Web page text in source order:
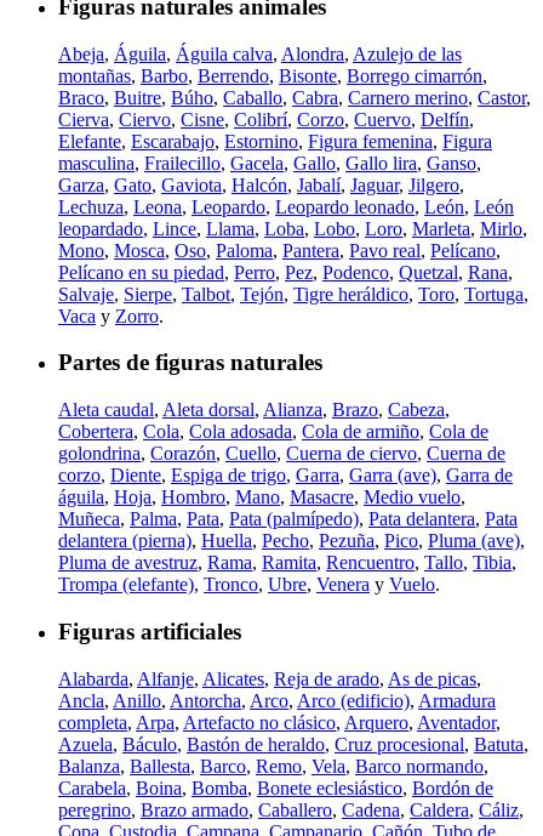
Figuras naturales animales
Abeja, Águila, Águila calva, Alondra, Azulejo de las
montañas, Barbo, Berrendo, Bisonte, Borrego cimarrón,
Braco, Buitre, Búho, Caballo, Cabra, Carnero merino, Castor,
Cierva, Ciervo, Cisne, Colibrí, Corzo, Cuervo, Delfín,
Elefante, Escarabajo, Estornino, Figura femenina, Figura
masculina, Frailecillo, Gacela, Gallo, Gallo lira, Ganso,
Garza, Gato, Gaviota, Halcón, Jabalí, Jaguar, Jilgero,
Lechuza, Leona, Leopardo, Leopardo leonado, León, León
leopardado, Lince, Llama, Loba, Lobo, Loro, Marleta, Mirlo,
Mono, Mosca, Oso, Paloma, Pantera, Pavo real, Pelícano,
Pelícano en su piedad, Perro, Pez, Podenco, Quetzal, Rana,
Salvaje, Sierpe, Talbot, Tejón, Tigre heráldico, Toro, Tortuga,
Vaca y Zorro.
Partes de figuras naturales
Aleta caudal, Aleta dorsal, Alianza, Brazo, Cabeza,
Cobertera, Cola, Cola adosada, Cola de armiño, Cola de
golondrina, Corazón, Cuello, Cuerna de ciervo, Cuerna de
corzo, Diente, Espiga de trigo, Garra, Garra (ave), Garra de
águila, Hoja, Hombro, Mano, Masacre, Medio vuelo,
Muñeca, Palma, Pata, Pata (palmípedo), Pata delantera, Pata
delantera (pierna), Huella, Pecho, Pezuña, Pico, Pluma (ave),
Pluma de avestruz, Rama, Ramita, Rencuentro, Tallo, Tibia,
Trompa (elefante), Tronco, Ubre, Venera y Vuelo.
Figuras artificiales
Alabarda, Alfanje, Alicates, Reja de arado, As de picas,
Ancla, Anillo, Antorcha, Arco, Arco (edificio), Armadura
completa, Arpa, Artefacto no clásico, Arquero, Aventador,
Azuela, Báculo, Bastón de heraldo, Cruz procesional, Batuta,
Balanza, Ballesta, Barco, Remo, Vela, Barco normando,
Carabela, Boina, Bomba, Bonete eclesiástico, Bordón de
peregrino, Brazo armado, Caballero, Cadena, Caldera, Cáliz,
Copa Custodia Campana Campanario Cañón Tubo de